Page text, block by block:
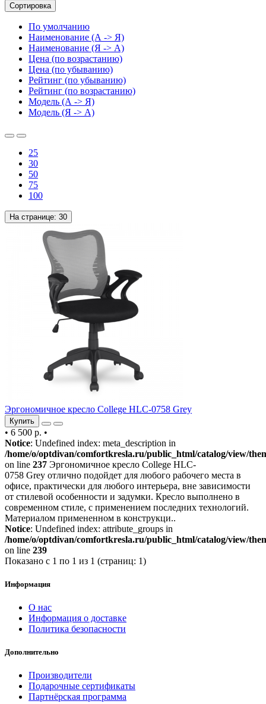
Сортировка
По умолчанию
Наименование (А -> Я)
Наименование (Я -> А)
Цена (по возрастанию)
Цена (по убыванию)
Рейтинг (по убыванию)
Рейтинг (по возрастанию)
Модель (А -> Я)
Модель (Я -> А)
25
30
50
75
100
На странице: 30
Эргономичное кресло College HLC-0758 Grey
Купить
• 6 500 р. •
Notice: Undefined index: meta_description in
/home/o/optdivan/comfortkresla.ru/public_html/catalog/view/
on line 237 Эргономичное кресло College HLC-
0758 Grey отлично подойдет для любого рабочего места в
офисе, практически для любого интерьера, вне зависимости
от стилевой особенности и задумки. Кресло выполнено в
современном стиле, с применением последних технологий.
Материалом примененном в конструкци..
Notice: Undefined index: attribute_groups in
/home/o/optdivan/comfortkresla.ru/public_html/catalog/view/
on line 239
Показано с 1 по 1 из 1 (страниц: 1)
Информация
О нас
Информация о доставке
Политика безопасности
Дополнительно
Производители
Подарочные сертификаты
Партнёрская программа